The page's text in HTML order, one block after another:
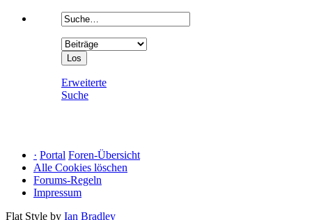
Erweiterte
Suche
· Portal Foren-Übersicht
Alle Cookies löschen
Forums-Regeln
Impressum
Flat Style by Ian Bradley